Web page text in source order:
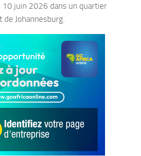
10 juin 2026 dans un quartier
Johannesburg.